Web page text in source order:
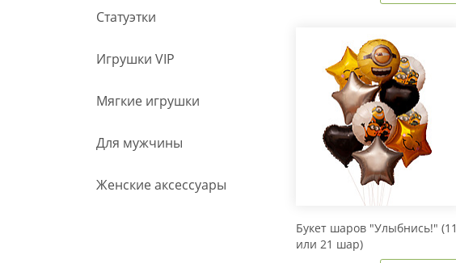
Статуэтки
Игрушки VIP
Мягкие игрушки
Для мужчины
Женские аксессуары
Букет шаров "Улыбнись!" (11
или 21 шар)